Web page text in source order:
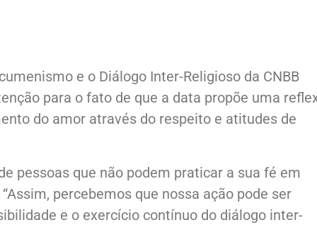
e o Diálogo Inter-Religioso da CNBB
para o fato de que a data propõe uma
do amor através do respeito e atitudes de
pessoas que não podem praticar a sua fé em
percebemos que nossa ação pode ser
e o exercício contínuo do diálogo inter-